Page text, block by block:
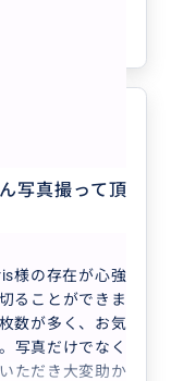
写真撮って頂
様の存在が心強
ることができま
数が多く、お気
写真だけでなく
ただき大変助か